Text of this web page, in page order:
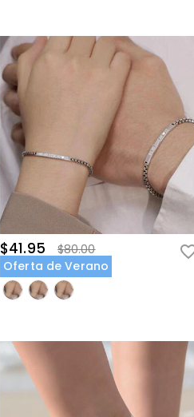
$41.95
$80.00
Oferta de Verano